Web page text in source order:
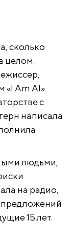
сколько
целом.
«I Am AI»
с
написала
людьми,
на радио,
предложений
15 лет.